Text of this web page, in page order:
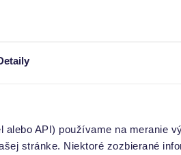
API) používame na meranie
stránke. Niektoré zozbierané